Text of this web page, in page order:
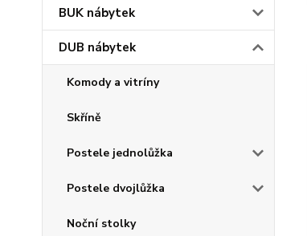
BUK nábytek
DUB nábytek
Komody a vitríny
Skříně
Postele jednolůžka
Postele dvojlůžka
Noční stolky